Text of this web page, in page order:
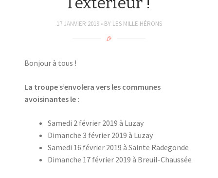
17 JANVIER 2019 BY LES MILLE HÉRONS
Bonjour à tous !
La troupe s’envolera vers les communes
avoisinantes le :
Samedi 2 février 2019 à Luzay
Dimanche 3 février 2019 à Luzay
Samedi 16 février 2019 à Sainte Radegonde
Dimanche 17 février 2019 à Breuil-Chaussée